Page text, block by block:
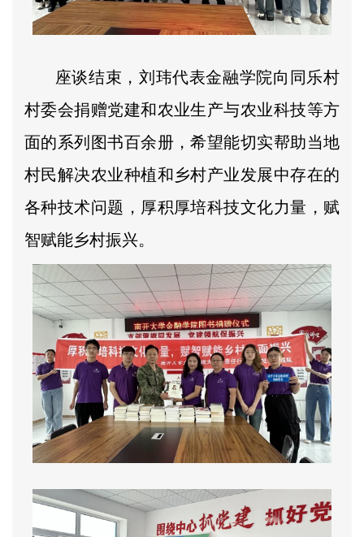
座谈结束，刘玮代表金融学院向同乐村
村委会捐赠党建和农业生产与农业科技等方
面的系列图书百余册，希望能切实帮助当地
村民解决农业种植和乡村产业发展中存在的
各种技术问题，厚积厚培科技文化力量，赋
智赋能乡村振兴。